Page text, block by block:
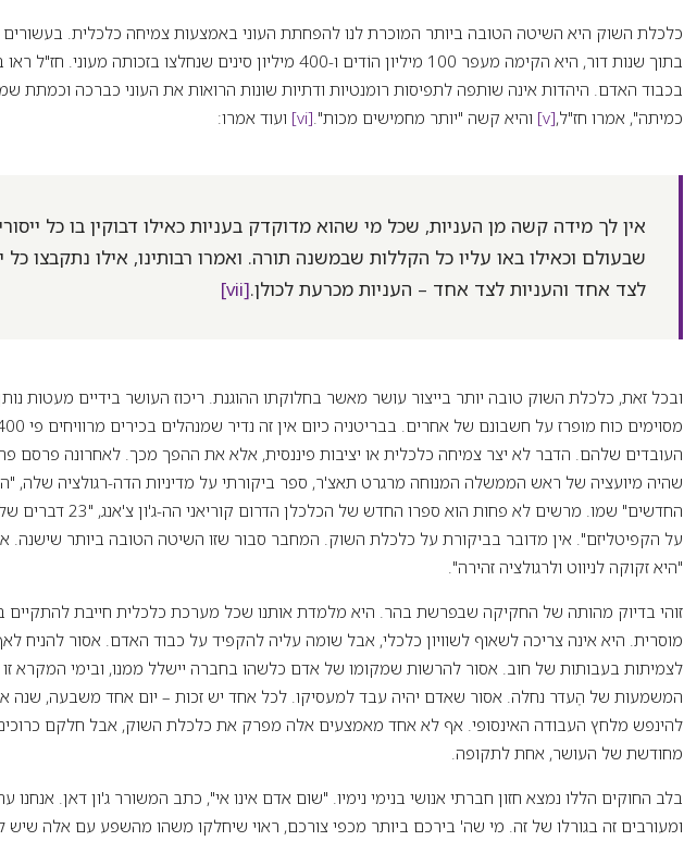
כלכלת השוק היא השיטה הטובה ביותר המוכרת לנו להפחתת העוני באמצעות צמיחה כלכלית. בעשורים
בתוך שנות דור, היא הקימה מעפר 100 מיליון הוֹדים ו-400 מיליון סינים שנחלצו בזכותה
בכבוד האדם. היהדות אינה שותפה לתפיסות רומנטיות ודתיות שונות הרואות את העוני כברכה וכמתת
כמיתה", אמרו חז"ל,[v] והיא קשה "יותר מחמישים מכות". [vi] ועוד אמרו:
אין לך מידה קשה מן העניות, שכל מי שהוא מדוקדק בעניות כאילו דבוקין בו כל
שבעולם וכאילו באו עליו כל הקללות שבמשנה תורה. ואמרו רבותינו, אילו נתקבצו כל
לצד אחד והעניות לצד אחד – העניות מכרעת לכולן.[vii]
ובכל זאת, כלכלת השוק טובה יותר בייצור עושר מאשר בחלוקתו ההוגנת. ריכוז העושר בידיים מעטות
העובדים שלהם. הדבר לא יצר צמיחה כלכלית או יציבות פיננסית, אלא את ההפך מכך. לאחרונה פרסם
שהיה מיועציה של ראש הממשלה המנוחה מרגרט תאצ'ר, ספר ביקורתי על מדיניות הדה-רגולציה שלה,
החדשים" שמו. מרשים לא פחות הוא ספרו החדש
על הקפיטליזם". אין מדובר בביקורת על כלכלת השוק. המחבר סבור שזו השיטה הטובה ביותר שישנה.
"היא זקוקה לניווט ולרגולציה זהירה".
זוהי בדיוק מהותה של החקיקה שבפרשת בהר. היא מלמדת אותנו שכל מערכת כלכלית חייבת להתקיים
מוסרית. היא אינה צריכה לשאוף לשוויון כלכלי, אבל שומה עליה להקפיד על כבוד האדם. אסור להניח
לצמיתות בעבותות של חוב. אסור להרשות שמקומו של אדם כלשהו בחברה יישלל ממנו, ובימי המקרא זו
המשמעות של הֶעדר נחלה. אסור שאדם יהיה עבד למעסיקו. לכל אחד יש זכות – יום אחד משבעה,
להינפש מלחץ העבודה האינסופי. אף לא אחד מאמצעים אלה מפרק את כלכלת השוק, אבל חלקם
מחודשת של העושר, אחת לתקופה.
בלב החוקים הללו נמצא חזון חברתי אנושי בנימי נימיו. "שום אדם אינו אי", כתב המשורר ג'ון דאן. אנחנו
ומעורבים זה בגורלו של זה. מי שה' בירכם ביותר מכפי צורכם, ראוי שיחלקו משהו מהשפע עם אלה